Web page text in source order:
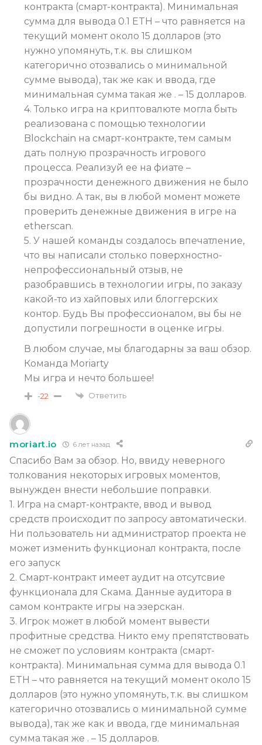
контракта (смарт-контракта). Минимальная
сумма для вывода 0.1 ETH – что равняется на
текущий момент около 15 долларов (это
нужно упомянуть, т.к. вы слишком
категорично отозвались о минимальной
сумме вывода), так же как и ввода, где
минимальная сумма такая же . – 15 долларов.
4. Только игра на криптовалюте могла быть
реализована с помощью технологии
Blockchain на смарт-контракте, тем самым
дать полную прозрачность игрового
процесса. Реализуй ее на фиате –
прозрачности денежного движения не было
бы видно. А так, вы в любой момент можете
проверить денежные движения в игре на
etherscan.
5. У нашей команды создалось впечатление,
что вы написали столько поверхностно-
непрофессиональный отзыв, не
разобравшись в технологии игры, по заказу
какой-то из хайповых или блоггерских
контор. Будь Вы профессионалом, вы бы не
допустили погрешности в оценке игры.
В любом случае, мы благодарны за ваш обзор.
Команда Moriarty
Мы игра и нечто большее!
-22 Ответить
moriart.io 6 лет назад
Спасибо Вам за обзор. Но, ввиду неверного
толкования некоторых игровых моментов,
вынужден внести небольшие поправки.
1. Игра на смарт-контракте, ввод и вывод
средств происходит по запросу автоматически.
Ни пользователь ни администратор проекта не
может изменить функционал контракта, после
его запуск
2. Смарт-контракт имеет аудит на отсутсвие
функционала для Скама. Данные аудитора в
самом контракте игры на эзерскан.
3. Игрок может в любой момент вывести
профитные средства. Никто ему препятствовать
не сможет по условиям контракта (смарт-
контракта). Минимальная сумма для вывода 0.1
ETH – что равняется на текущий момент около 15
долларов (это нужно упомянуть, т.к. вы слишком
категорично отозвались о минимальной сумме
вывода), так же как и ввода, где минимальная
сумма такая же . – 15 долларов.